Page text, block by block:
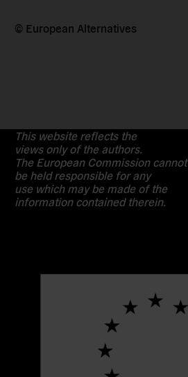
© European Alternatives
This website reflects the
views only of the authors.
The European Commission cannot
be held responsible for any
use which may be made of the
information contained therein.